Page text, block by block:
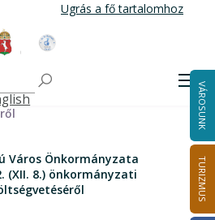
Ugrás a fő tartalomhoz
Honlapja
VÁROSUNK
TURIZMUS
Önkormányzata
8.) önkormányzati rendelete
Város Önkormányzata
(XII. 8.) önkormányzati